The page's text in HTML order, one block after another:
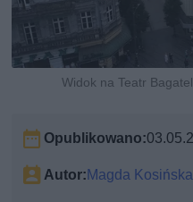
Widok na Teatr
Opublikowano:
Autor:Magda